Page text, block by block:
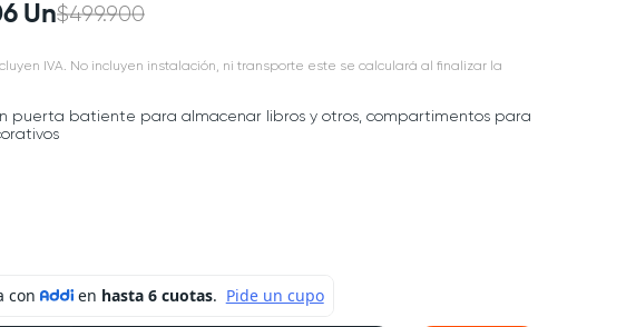
Un$499.900
IVA. No incluyen instalación, ni transporte este se calculará al finalizar la
puerta batiente para almacenar libros y otros, compartimentos para